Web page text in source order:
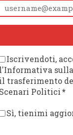
Iscrivendoti,
sulla
trasferimento
Politici*
Sì, tienimi